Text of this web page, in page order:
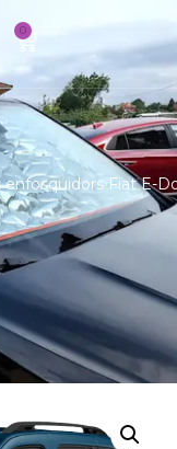
0
Fiat E-